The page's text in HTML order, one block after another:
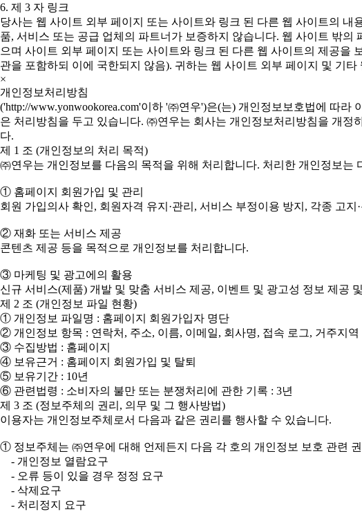
6. 제 3 자 링크
당사는 웹 사이트 외부 페이지 또는 사이트와 링크 된 다른 웹 사이트의
품, 서비스 또는 공급 업체의 파트너가 보증하지 않습니다. 웹 사이트 밖
으며 사이트 외부 페이지 또는 사이트와 링크 된 다른 웹 사이트의 제공을
관을 포함하되 이에 국한되지 않음). 귀하는 웹 사이트 외부 페이지 및 기
×
개인정보처리방침
('http://www.yonwookorea.com'이하 '㈜연우')은(는) 개인정보보호법에 따
은 처리방침을 두고 있습니다. ㈜연우는 회사는 개인정보처리방침을 개
다.
제 1 조 (개인정보의 처리 목적)
㈜연우는 개인정보를 다음의 목적을 위해 처리합니다. 처리한 개인정보
① 홈페이지 회원가입 및 관리
회원 가입의사 확인, 회원자격 유지·관리, 서비스 부정이용 방지, 각종 고
② 재화 또는 서비스 제공
콘텐츠 제공 등을 목적으로 개인정보를 처리합니다.
③ 마케팅 및 광고에의 활용
신규 서비스(제품) 개발 및 맞춤 서비스 제공, 이벤트 및 광고성 정보 제공
제 2 조 (개인정보 파일 현황)
① 개인정보 파일명 : 홈페이지 회원가입자 명단
② 개인정보 항목 : 연락처, 주소, 이름, 이메일, 회사명, 접속 로그, 거주지역
③ 수집방법 : 홈페이지
④ 보유근거 : 홈페이지 회원가입 및 탈퇴
⑤ 보유기간 : 10년
⑥ 관련법령 : 소비자의 불만 또는 분쟁처리에 관한 기록 : 3년
제 3 조 (정보주체의 권리, 의무 및 그 행사방법)
이용자는 개인정보주체로서 다음과 같은 권리를 행사할 수 있습니다.
① 정보주체는 ㈜연우에 대해 언제든지 다음 각 호의 개인정보 보호 관련
- 개인정보 열람요구
- 오류 등이 있을 경우 정정 요구
- 삭제요구
- 처리정지 요구